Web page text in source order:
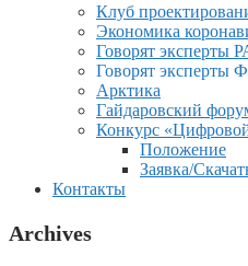
Клуб
Экономика
Говорят эксперты
Говорят эксперты
Арктика
Гайдаровский
Конкурс
Положение
Заявка/
Контакты
Archives